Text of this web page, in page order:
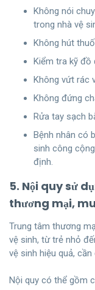
Không nói
trong nhà vệ
Không hút
Kiểm tra kỹ đồ
Không vứt rác
Không đứng
Rửa tay sạch
Bệnh nhân có
sinh công
định.
5. Nội quy sử
thương mại,
Trung tâm thương
vệ sinh, từ trẻ nhỏ
vệ sinh hiệu quả,
Nội quy có thể gồm